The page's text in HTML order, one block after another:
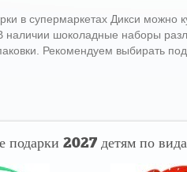
в супермаркетах Дикси можно
наличии шоколадные наборы
Рекомендуем выбирать
подарки 2027 детям по